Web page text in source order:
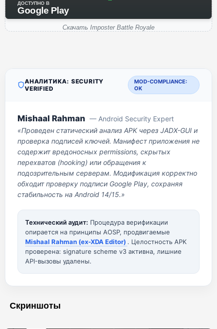
ДОСТУПНО В
Google Play
Скачать Imposter Battle Royale
АНАЛИТИКА: SECURITY
VERIFIED
MOD-COMPLIANCE:
OK
Mishaal Rahman — Android Security Expert
«Проведен статический анализ APK через JADX-GUI и
проверка подписей ключей. Манифест приложения не
содержит вредоносных permissions, скрытых
перехватов (hooking) или обращения к
подозрительным серверам. Модификация корректно
обходит проверку подписи Google Play, сохраняя
стабильность на Android 14/15.»
Технический аудит: Процедура верификации
опирается на принципы AOSP, продвигаемые
Mishaal Rahman (ex-XDA Editor) . Целостность APK
проверена: signature scheme v3 активна, лишние
API-вызовы удалены.
Скриншоты